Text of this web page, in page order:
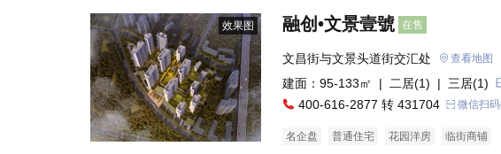
效果图 融创•文景壹號 在售
文昌街与文景头道街交汇处 查看地图
建面：95-133㎡ | 二居(1) | 三居(1)
400-616-2877 转 431704 微信扫
名企盘 普通住宅 花园洋房 临街商铺